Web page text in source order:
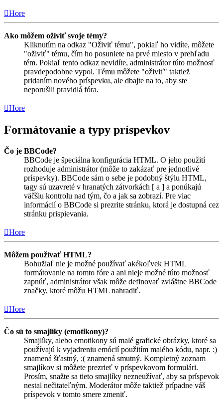
Hore
Ako môžem oživiť svoje témy?
Kliknutím na odkaz "Oživiť tému", pokiaľ ho vidíte, môžete
"oživiť" tému, čím ho posuniete na prvé miesto v prehľadu
tém. Pokiaľ tento odkaz nevidíte, administrátor túto možnosť
pravdepodobne vypol. Tému môžete "oživiť" taktiež
pridaním nového príspevku, ale dbajte na to, aby ste
neporušili pravidlá fóra.
Hore
Formátovanie a typy príspevkov
Čo je BBCode?
BBCode je špeciálna konfigurácia HTML. O jeho použití
rozhoduje administrátor (môže to zakázať pre jednotlivé
príspevky). BBCode sám o sebe je podobný štýlu HTML,
tagy sú uzavreté v hranatých zátvorkách [ a ] a ponúkajú
väčšiu kontrolu nad tým, čo a jak sa zobrazí. Pre viac
informácií o BBCode si prezrite stránku, ktorá je dostupná cez
stránku prispievania.
Hore
Môžem používať HTML?
Bohužiaľ nie je možné používať akékoľvek HTML
formátovanie na tomto fóre a ani nieje možné túto možnosť
zapnúť, administrátor však môže definovať zvláštne BBCode
značky, ktoré môžu HTML nahradiť.
Hore
Čo sú to smajlíky (emotikony)?
Smajlíky, alebo emotikony sú malé grafické obrázky, ktoré sa
používajú k vyjadreniu emócií použitím malého kódu, napr. :)
znamená šťastný, :( znamená smutný. Kompletný zoznam
smajlíkov si môžete prezrieť v príspevkovom formulári.
Prosím, snažte sa tieto smajlíky nezneužívať, aby sa príspevok
nestal nečitateľným. Moderátor môže taktiež prípadne váš
príspevok v tomto smere zmeniť.